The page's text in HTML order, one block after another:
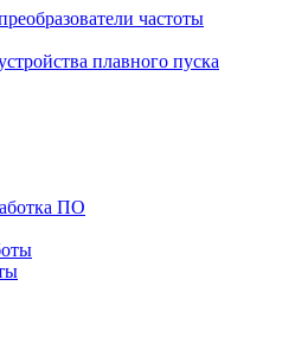
частоты
плавного пуска
ПО